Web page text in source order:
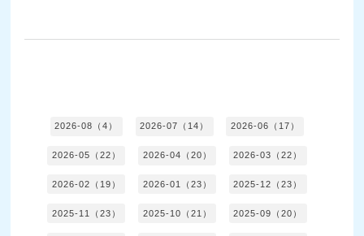
2026-08（4） 2026-07（14） 2026-06（17）
2026-05（22） 2026-04（20） 2026-03（22）
2026-02（19） 2026-01（23） 2025-12（23）
2025-11（23） 2025-10（21） 2025-09（20）